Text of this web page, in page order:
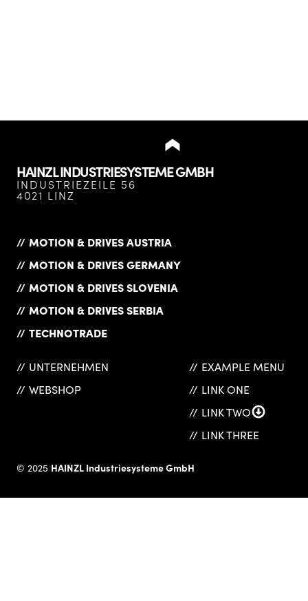
HAINZL INDUSTRIESYSTEME GMBH
INDUSTRIEZEILE 56
4021 LINZ
MOTION & DRIVES AUSTRIA
MOTION & DRIVES GERMANY
MOTION & DRIVES SLOVENIA
MOTION & DRIVES SERBIA
TECHNOTRADE
UNTERNEHMEN
WEBSHOP
EXAMPLE MENU
LINK ONE
LINK TWO
LINK THREE
© 2025 HAINZL Industriesysteme GmbH